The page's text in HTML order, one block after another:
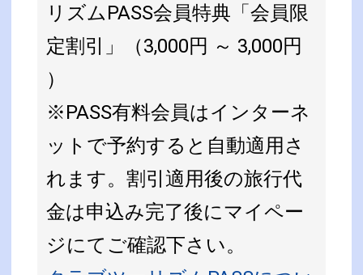
リズムPASS会員特典「会員限
定割引」（3,000円 ～ 3,000円
）
※PASS有料会員はインターネ
ットで予約すると自動適用さ
れます。割引適用後の旅行代
金は申込み完了後にマイペー
ジにてご確認下さい。